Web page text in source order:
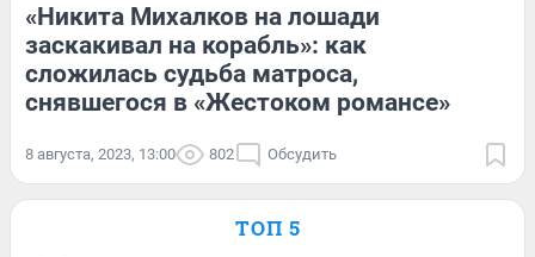
«Никита Михалков на лошади
заскакивал на корабль»: как
сложилась судьба матроса,
снявшегося в «Жестоком романсе»
8 августа, 2023, 13:00 802 Обсудить
ТОП 5